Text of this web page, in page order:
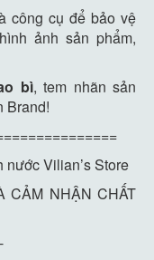
công cụ để bảo vệ
ảnh sản phẩm,
bì, tem nhãn sản
Brand!
Vilian’s Store
CẢM NHẬN CHẤT